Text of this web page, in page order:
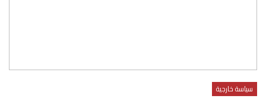
سياسة خارجية